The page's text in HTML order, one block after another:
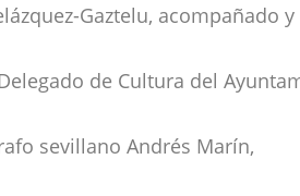
Gaztelu, acompañado y
de Cultura del
sevillano Andrés Marín,